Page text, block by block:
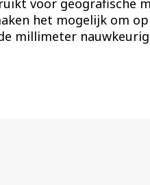
het mogelijk om
millimeter